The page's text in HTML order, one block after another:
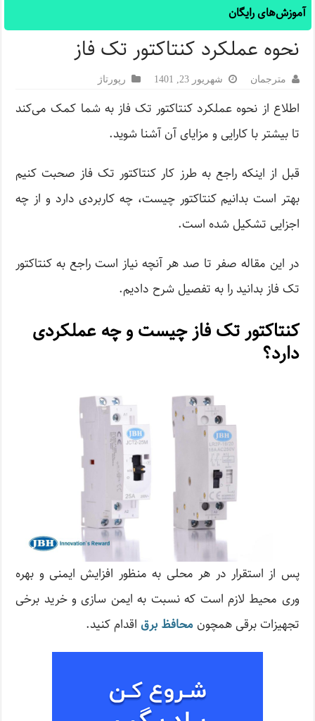
آموزش‌های رایگان
نحوه عملکرد کنتاکتور تک فاز
مترجمان شهریور 23, 1401 رپورتاژ‌
اطلاع از نحوه عملکرد کنتاکتور تک فاز به شما کمک می‌کند
تا بیشتر با کارایی و مزایای آن آشنا شوید.
قبل از اینکه راجع به طرز کار کنتاکتور تک فاز صحبت کنیم
بهتر است بدانیم کنتاکتور چیست، چه کاربردی دارد و از چه
اجزایی تشکیل شده است.
در این مقاله صفر تا صد هر آنچه نیاز است راجع به کنتاکتور
تک فاز بدانید را به تفصیل شرح دادیم.
کنتاکتور تک فاز چیست و چه عملکردی
دارد؟
پس از استقرار در هر محلی به منظور افزایش ایمنی و بهره
وری محیط لازم است که نسبت به ایمن سازی و خرید برخی
تجهیزات برقی همچونمحافظ برق اقدام کنید.